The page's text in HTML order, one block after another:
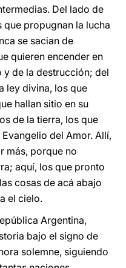
Del lado de
que propugnan la lucha
se sacian de
quieren encender en
de la destrucción; del
ley divina, los que
hallan sitio en su
de la tierra, los que
del Amor. Allí,
más, porque no
aquí, los que pronto
cosas de acá abajo
el cielo.
Argentina,
bajo el signo de
solemne, siguiendo